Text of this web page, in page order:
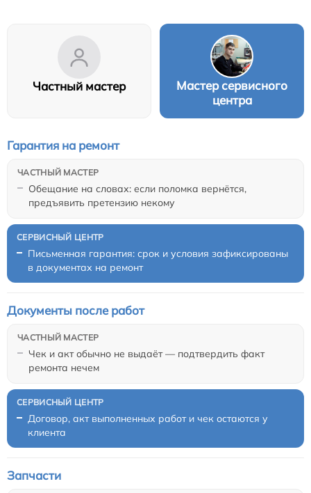
Частный мастер
Мастер сервисного
центра
Обещание на словах: если поломка вернётся,
предъявить претензию некому
Гарантия на ремонт
Письменная гарантия: срок и условия зафиксированы
в документах на ремонт
Чек и акт обычно не выдаёт — подтвердить факт
ремонта нечем
Документы после работ
Договор, акт выполненных работ и чек остаются у
клиента
Запчасти